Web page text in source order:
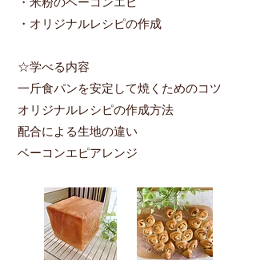
・オリジナルレシピの作成
☆学べる内容
一斤食パンを安定して焼くためのコツ
オリジナルレシピの作成方法
配合による生地の違い
ベーコンエピアレンジ